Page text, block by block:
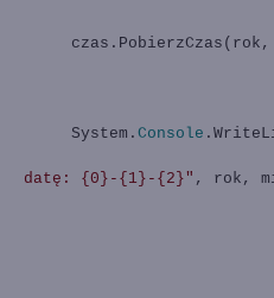
System. Console
datę: {0}-{1}-{2}" , rok,